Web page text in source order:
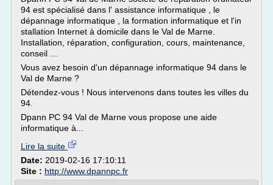
94 est spécialisé dans l' assistance informatique , le
dépannage informatique , la formation informatique et l'in
stallation Internet à domicile dans le Val de Marne.
Installation, réparation, configuration, cours, maintenance,
conseil ...
Vous avez besoin d'un dépannage informatique 94 dans le
Val de Marne ?
Détendez-vous ! Nous intervenons dans toutes les villes du
94.
Dpann PC 94 Val de Marne vous propose une aide
informatique à...
Lire la suite
Date: 2019-02-16 17:10:11
Site : http://www.dpannpc.fr